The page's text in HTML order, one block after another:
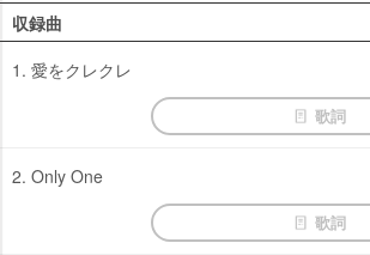
収録曲
1. 愛をクレクレ
歌詞
2. Only One
歌詞